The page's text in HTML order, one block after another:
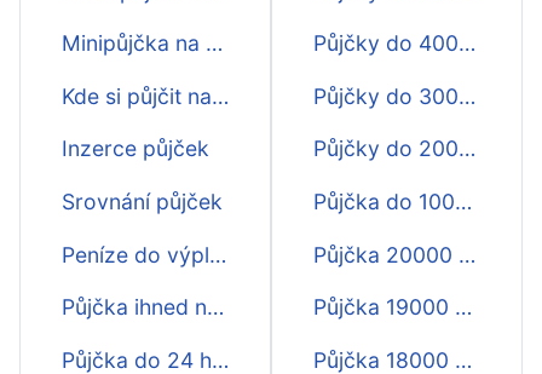
Minipůjčka na 30 dní
Kde si půjčit na 30 dnů?
Inzerce půjček
Srovnání půjček
Peníze do výplaty na 30 dnů
Půjčka ihned na účet na 30 dní
Půjčka do 24 hodin na 30 dnů
Půjčky do 4000 Kč na 30 dní
Půjčky do 3000 Kč na 30 dní
Půjčky do 2000 Kč na 30 dní
Půjčka do 1000 Kč na 30 dní
Půjčka 20000 na 30 dní
Půjčka 19000 na 30 dní
Půjčka 18000 na 30 dní